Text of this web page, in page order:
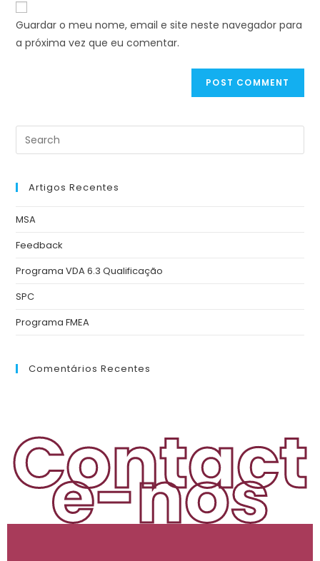
Guardar o meu nome, email e site neste navegador para
a próxima vez que eu comentar.
Artigos Recentes
MSA
Feedback
Programa VDA 6.3 Qualificação
SPC
Programa FMEA
Comentários Recentes
Contact
e-nos